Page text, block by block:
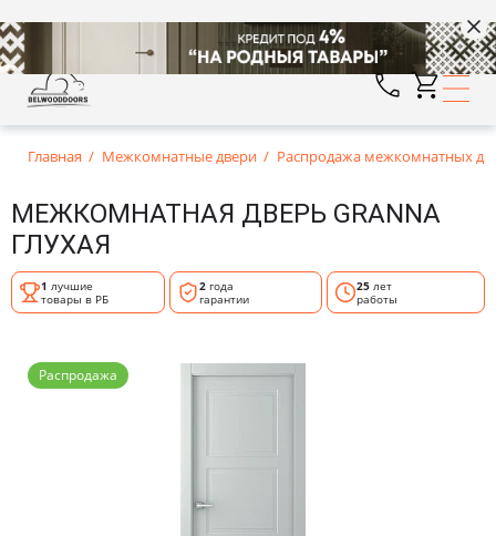
Главная Межкомнатные двери Распродажа межкомнатных
МЕЖКОМНАТНАЯ ДВЕРЬ GRANNA
ГЛУХАЯ
1 лучшие
товары в РБ
2года
гарантии
25 лет
работы
Распродажа